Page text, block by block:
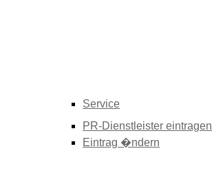
Service
PR-Dienstleister eintragen
Eintrag �ndern